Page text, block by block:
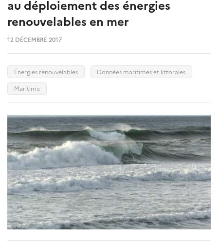
au déploiement des énergies
renouvelables en mer
12 DÉCEMBRE 2017
Énergies renouvelables
Données maritimes et littorales
Maritime